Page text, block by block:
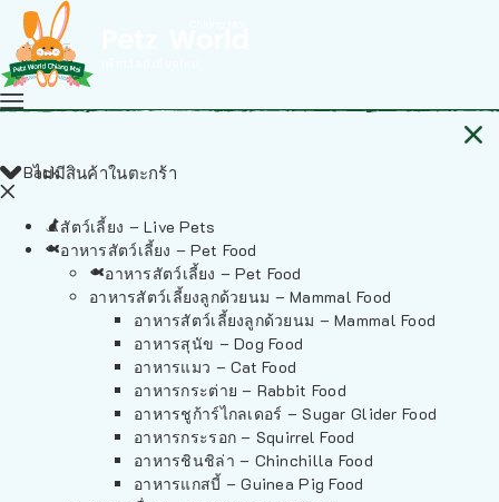
ไม่มีสินค้าในตะกร้า
Back
สัตว์เลี้ยง – Live Pets
อาหารสัตว์เลี้ยง – Pet Food
อาหารสัตว์เลี้ยง – Pet Food
อาหารสัตว์เลี้ยงลูกด้วยนม – Mammal Food
อาหารสัตว์เลี้ยงลูกด้วยนม – Mammal Food
อาหารสุนัข – Dog Food
อาหารแมว – Cat Food
อาหารกระต่าย – Rabbit Food
อาหารชูก้าร์ไกลเดอร์ – Sugar Glider Food
อาหารกระรอก – Squirrel Food
อาหารชินชิล่า – Chinchilla Food
อาหารแกสบี้ – Guinea Pig Food